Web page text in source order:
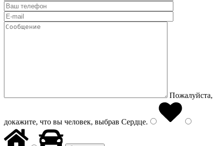
Пожалуйста,
докажите, что вы человек, выбрав Сердце.